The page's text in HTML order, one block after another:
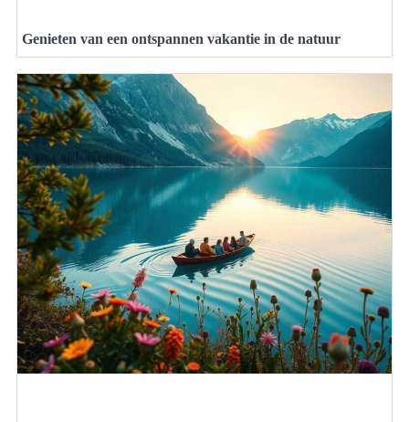
Genieten van een ontspannen vakantie in de natuur